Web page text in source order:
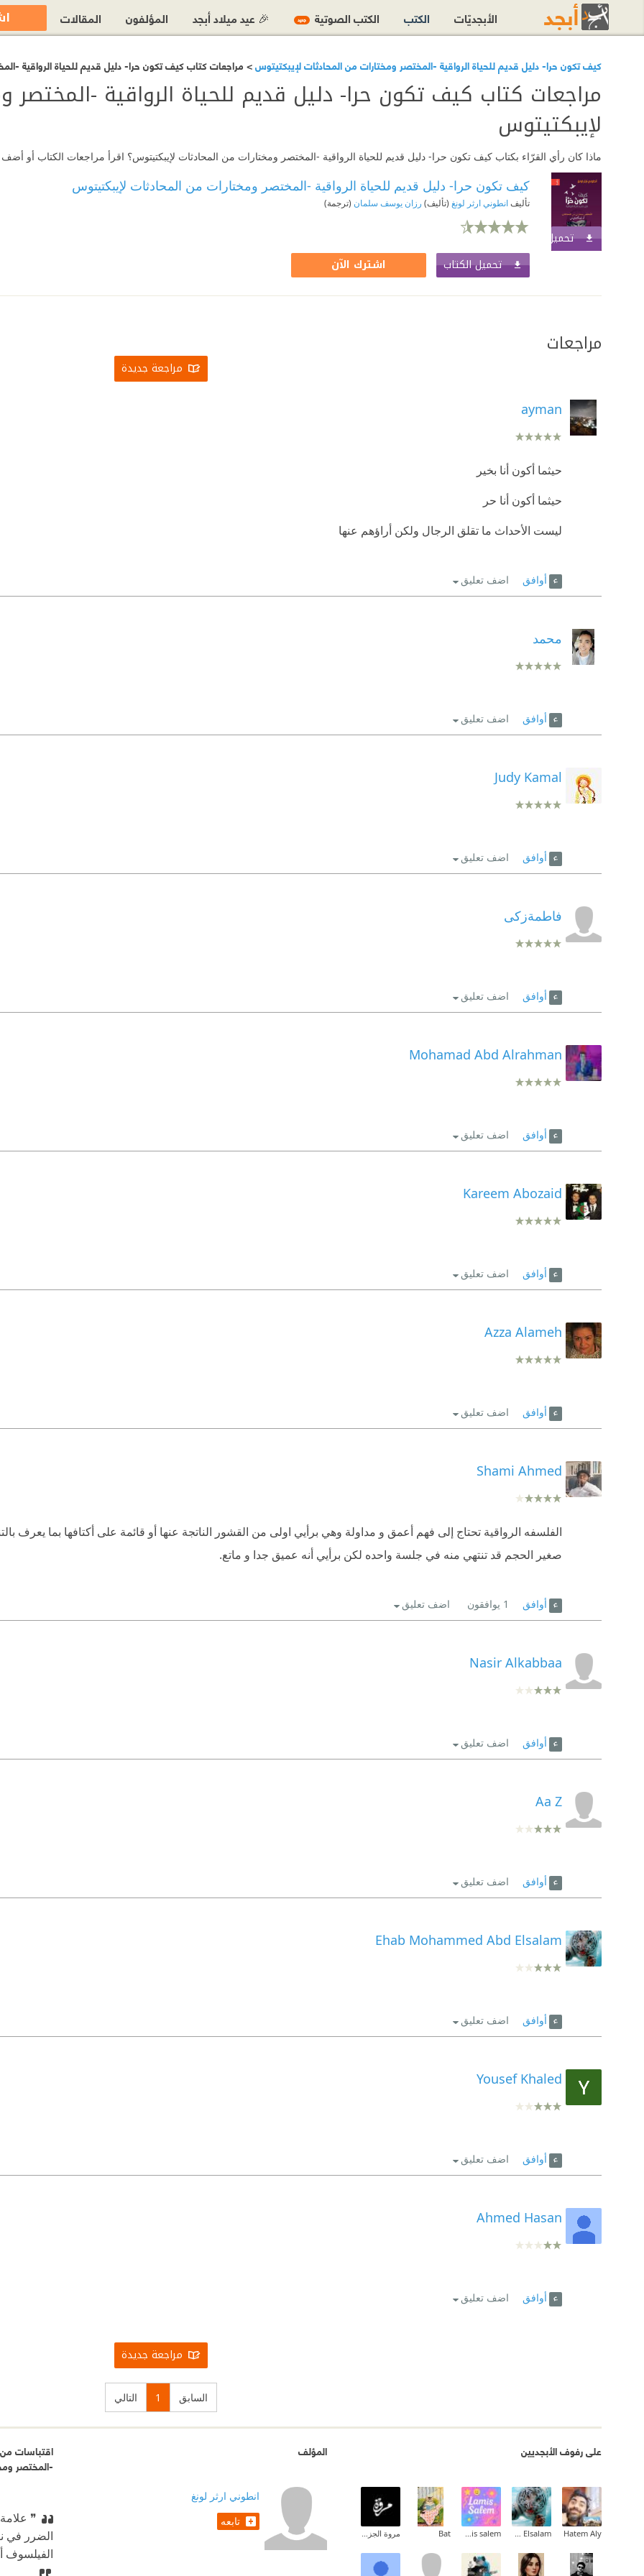
كيف تكون حرا- دليل قديم للحياة الرواقية -المختصر ومختارات من المحادثات لإيبكتيتوس> مراجعات كتاب كيف تكون حرا- دليل قديم للحياة الرواقية -
مراجعات كتاب كيف تكون حرا- دليل قديم للحياة الرواقية -المختصر
لإيبكتيتوس
ماذا كان رأي القرّاء بكتاب كيف تكون حرا- دليل قديم للحياة الرواقية -المختصر ومختارات من المحادثات لإيبكتيتوس؟ اقرأ مراجعات الكتاب أو
تحميل الكتاب اشترك الآن
كيف تكون حرا- دليل قديم للحياة الرواقية -المختصر ومختارات من المحادثات لإيبكتيتوس
تأليفانطوني ارثر لونغ (تأليف) رزان يوسف سلمان (ترجمة)
تحميل الكتاب اشترك الآن
مراجعات
مراجعة جديدة
ayman
حيثما أكون أنا بخير
حيثما أكون أنا حر
ليست الأحداث ما تقلق الرجال ولكن أراؤهم عنها
أوافق اضف تعليق
محمد
أوافق اضف تعليق
Judy Kamal
أوافق اضف تعليق
فاطمةزكى
أوافق اضف تعليق
Mohamad Abd Alrahman
أوافق اضف تعليق
Kareem Abozaid
أوافق اضف تعليق
Azza Alameh
أوافق اضف تعليق
Shami Ahmed
الفلسفه الرواقية تحتاج إلى فهم أعمق و مداولة وهي برأيي اولى من القشور الناتجة عنها أو قائمة على أكتافها بما يعرف
صغير الحجم قد تنتهي منه في جلسة واحده لكن برأيي أنه عميق جدا و ماتع.
أوافق 1 يوافقون اضف تعليق
Nasir Alkabbaa
أوافق اضف تعليق
Aa Z
أوافق اضف تعليق
Ehab Mohammed Abd Elsalam
أوافق اضف تعليق
Yousef Khaled
أوافق اضف تعليق
Ahmed Hasan
أوافق اضف تعليق
مراجعة جديدة
السابق 1 التالي
على رفوف الأبجديين
Hatem Aly
Ehab Mohammed Abd Elsalam
lamis salem
Bat مروة الجزائري
المؤلف
انطوني ارثر لونغ
تابعه
اقتباسات من
-المختصر
❞
الضرر في
الفيلسوف
الأبجديّات الكتب الكتب الصوتية جديد 🎉 عيد ميلاد أبجد المؤلفون المقالات